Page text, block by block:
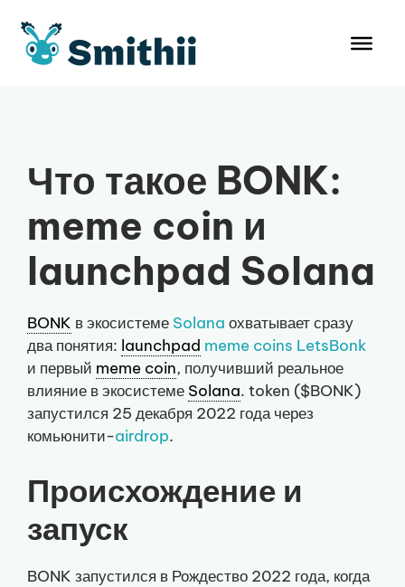
содержимому
Что такое BONK:
meme coin и
launchpad Solana
BONK в экосистеме Solana охватывает сразу
два понятия: launchpad meme coins LetsBonk
и первый meme coin, получивший реальное
влияние в экосистеме Solana. token ($BONK)
запустился 25 декабря 2022 года через
комьюнити-airdrop.
Происхождение и
запуск
BONK запустился в Рождество 2022 года, когда